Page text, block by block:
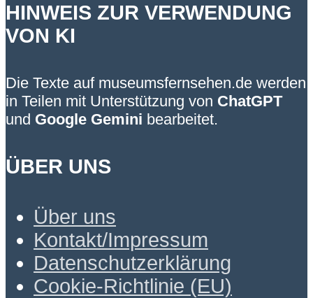
HINWEIS ZUR VERWENDUNG
VON KI
Die Texte auf museumsfernsehen.de werden
in Teilen mit Unterstützung von ChatGPT
und Google Gemini bearbeitet.
ÜBER UNS
Über uns
Kontakt/Impressum
Datenschutzerklärung
Cookie-Richtlinie (EU)